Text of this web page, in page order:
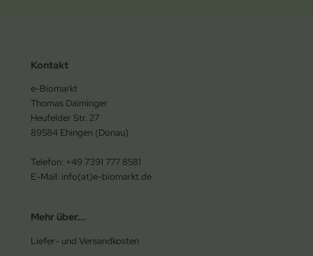
Kontakt
e-Biomarkt
Thomas Daiminger
Heufelder Str. 27
89584 Ehingen (Donau)
Telefon: +49 7391 777 8581
E-Mail: info(at)e-biomarkt.de
Mehr über...
Liefer- und Versandkosten